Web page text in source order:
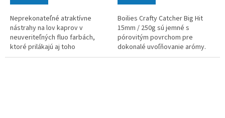
Neprekonateľné atraktívne
nástrahy na lov kaprov v
neuveriteľných fluo farbách,
ktoré prilákajú aj toho
najlenivejšieho kapra.
Boilies Crafty Catcher Big Hit
15mm / 250g sú jemné s
pórovitým povrchom pre
dokonalé uvoľňovanie arómy.
Balenie obsahuje POP UP!